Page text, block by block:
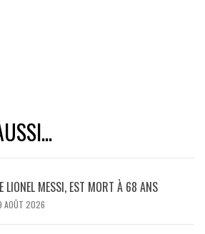
LIONEL MESSI, EST MORT À 68 ANS
AOÛT 2026